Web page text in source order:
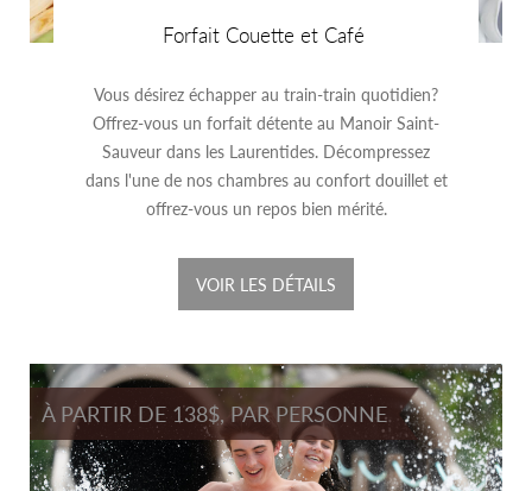
Forfait Couette et Café
Vous désirez échapper au train-train quotidien?
Offrez-vous un forfait détente au Manoir Saint-
Sauveur dans les Laurentides. Décompressez
dans l'une de nos chambres au confort douillet et
offrez-vous un repos bien mérité.
VOIR LES DÉTAILS
À PARTIR DE 138$, PAR PERSONNE